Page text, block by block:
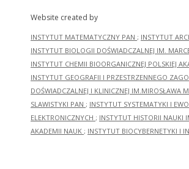
Website created by
INSTYTUT MATEMATYCZNY PAN ; INSTYTUT
INSTYTUT BIOLOGII DOŚWIADCZALNEJ IM.
INSTYTUT CHEMII BIOORGANICZNEJ POLSKIEJ
INSTYTUT GEOGRAFII I PRZESTRZENNEGO
DOŚWIADCZALNEJ I KLINICZNEJ IM.MIROSŁAWA
SLAWISTYKI PAN ; INSTYTUT SYSTEMATYKI I
ELEKTRONICZNYCH ; INSTYTUT HISTORII NAUKI
AKADEMII NAUK ; INSTYTUT BIOCYBERNETYKI I